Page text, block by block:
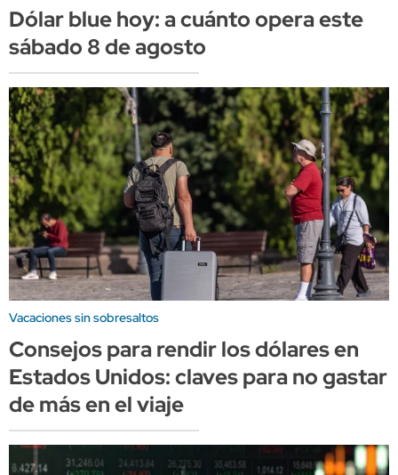
Dólar blue hoy: a cuánto opera este
sábado 8 de agosto
Vacaciones sin sobresaltos
Consejos para rendir los dólares en
Estados Unidos: claves para no gastar
de más en el viaje